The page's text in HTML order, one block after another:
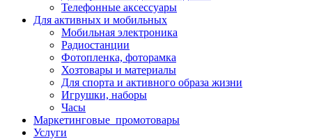
Телефонные аксессуары
Для активных и мобильных
Мобильная электроника
Радиостанции
Фотопленка, фоторамка
Хозтовары и материалы
Для спорта и активного образа жизни
Игрушки, наборы
Часы
Маркетинговые_промотовары
Услуги